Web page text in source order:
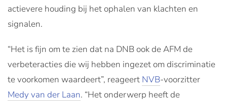
actievere houding bij het ophalen van klachten en
signalen.
“Het is fijn om te zien dat na DNB ook de AFM de
verbeteracties die wij hebben ingezet om discriminatie
te voorkomen waardeert”, reageert NVB-voorzitter
Medy van der Laan. “Het onderwerp heeft de